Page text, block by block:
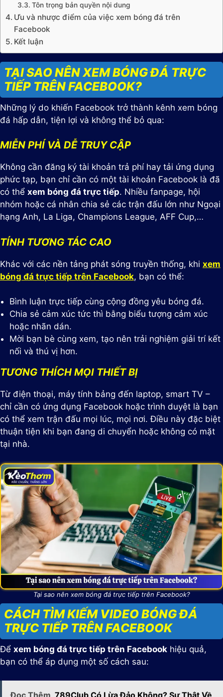
Tôn trọng bản quyền nội dung
Ưu và nhược điểm của việc xem bóng đá trên
Facebook
Kết luận
TẠI SAO NÊN XEM BÓNG ĐÁ TRỰC
TIẾP TRÊN FACEBOOK?
Những lý do khiến Facebook trở thành kênh xem bóng
đá hấp dẫn, tiện lợi và không thể bỏ qua:
MIỄN PHÍ VÀ DỄ TRUY CẬP
Không cần đăng ký tài khoản trả phí hay tải ứng dụng
phức tạp, bạn chỉ cần có một tài khoản Facebook là đã
có thể xem bóng đá trực tiếp. Nhiều fanpage, hội
nhóm hoặc cá nhân chia sẻ các trận đấu lớn như Ngoại
hạng Anh, La Liga, Champions League, AFF Cup,…
TÍNH TƯƠNG TÁC CAO
Khác với các nền tảng phát sóng truyền thống, khi xem
bóng đá trực tiếp trên Facebook, bạn có thể:
Bình luận trực tiếp cùng cộng đồng yêu bóng đá.
Chia sẻ cảm xúc tức thì bằng biểu tượng cảm xúc
hoặc nhãn dán.
Mời bạn bè cùng xem, tạo nên trải nghiệm giải trí kết
nối và thú vị hơn.
TƯƠNG THÍCH MỌI THIẾT BỊ
Từ điện thoại, máy tính bảng đến laptop, smart TV –
chỉ cần có ứng dụng Facebook hoặc trình duyệt là bạn
có thể xem trận đấu mọi lúc, mọi nơi. Điều này đặc biệt
thuận tiện khi bạn đang di chuyển hoặc không có mặt
tại nhà.
Tại sao nên xem bóng đá trực tiếp trên Facebook?
CÁCH TÌM KIẾM VIDEO BÓNG ĐÁ
TRỰC TIẾP TRÊN FACEBOOK
Để xem bóng đá trực tiếp trên Facebook hiệu quả,
bạn có thể áp dụng một số cách sau: